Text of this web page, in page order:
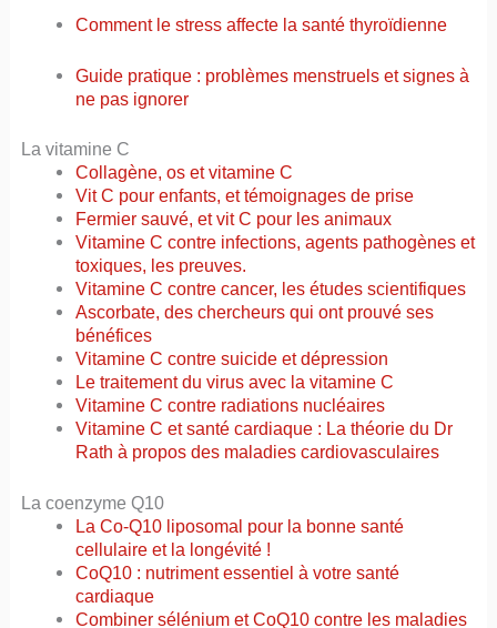
Comment le stress affecte la santé thyroïdienne
Guide pratique : problèmes menstruels et signes à
ne pas ignorer
La vitamine C
Collagène, os et vitamine C
Vit C pour enfants, et témoignages de prise
Fermier sauvé, et vit C pour les animaux
Vitamine C contre infections, agents pathogènes et
toxiques, les preuves.
Vitamine C contre cancer, les études scientifiques
Ascorbate, des chercheurs qui ont prouvé ses
bénéfices
Vitamine C contre suicide et dépression
Le traitement du virus avec la vitamine C
Vitamine C contre radiations nucléaires
Vitamine C et santé cardiaque : La théorie du Dr
Rath à propos des maladies cardiovasculaires
La coenzyme Q10
La Co-Q10 liposomal pour la bonne santé
cellulaire et la longévité !
CoQ10 : nutriment essentiel à votre santé
cardiaque
Combiner sélénium et CoQ10 contre les maladies